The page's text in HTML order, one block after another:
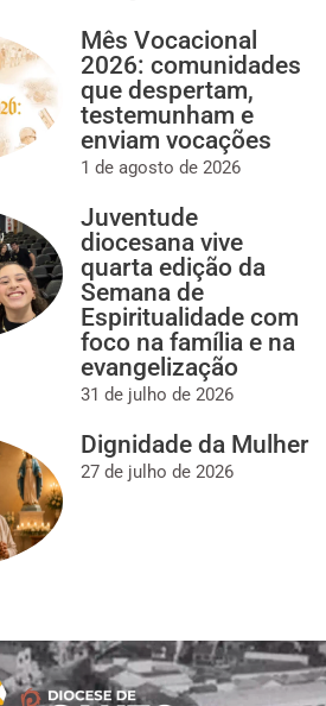
Mês Vocacional
2026: comunidades
que despertam,
testemunham e
enviam vocações
1 de agosto de 2026
Juventude
diocesana vive
quarta edição da
Semana de
Espiritualidade com
foco na família e na
evangelização
31 de julho de 2026
Dignidade da Mulher
27 de julho de 2026